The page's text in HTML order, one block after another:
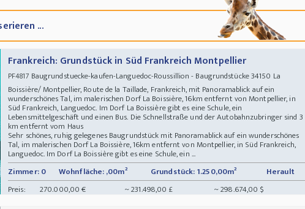
...
Frankreich: Grundstück in Süd Frankreich Montpellier
PF4817 Baugrundstuecke-kaufen-Languedoc-Roussillion - Baugrundstücke 34150 La
Boissière/ Montpellier, Route de la Taillade, Frankreich, mit Panoramablick auf ein
wunderschönes Tal, im malerischen Dorf La Boissière, 16km entfernt von Montpellier, in
Süd Frankreich, Languedoc. Im Dorf La Boissière gibt es eine Schule, ein
Lebensmittelgeschäft und einen Bus. Die Schnellstraße und der Autobahnzubringer sind 3
km entfernt vom Haus
Sehr schönes, ruhig gelegenes Baugrundstück mit Panoramablick auf ein wunderschönes
Tal, im malerischen Dorf La Boissière, 16km entfernt von Montpellier, in Süd Frankreich,
Languedoc. Im Dorf La Boissière gibt es eine Schule, ein ...
Zimmer: 0
Wohnfläche: ,00m² Grundstück: 1.250,00m²
Herault
Preis:
270.000,00 € ~ 231.498,00 £ ~ 298.674,00 $